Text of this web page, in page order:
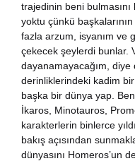
trajedinin beni
yoktu çünkü
fazla arzum, isyanım ve
çekecek şeylerdi bunlar.
dayanamayacağım,
derinliklerindeki kadim
başka bir dünya yap.
İkaros, Minotauros,
karakterlerin binlerce
bakış açısından
dünyasını Homeros’un